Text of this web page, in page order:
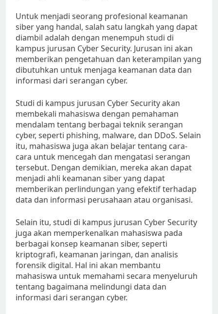
Untuk menjadi seorang profesional keamanan
siber yang handal, salah satu langkah yang dapat
diambil adalah dengan menempuh studi di
kampus jurusan Cyber Security. Jurusan ini akan
memberikan pengetahuan dan keterampilan yang
dibutuhkan untuk menjaga keamanan data dan
informasi dari serangan cyber.
Studi di kampus jurusan Cyber Security akan
membekali mahasiswa dengan pemahaman
mendalam tentang berbagai teknik serangan
cyber, seperti phishing, malware, dan DDoS. Selain
itu, mahasiswa juga akan belajar tentang cara-
cara untuk mencegah dan mengatasi serangan
tersebut. Dengan demikian, mereka akan dapat
menjadi ahli keamanan siber yang dapat
memberikan perlindungan yang efektif terhadap
data dan informasi perusahaan atau organisasi.
Selain itu, studi di kampus jurusan Cyber Security
juga akan memperkenalkan mahasiswa pada
berbagai konsep keamanan siber, seperti
kriptografi, keamanan jaringan, dan analisis
forensik digital. Hal ini akan membantu
mahasiswa untuk memahami secara menyeluruh
tentang bagaimana melindungi data dan
informasi dari serangan cyber.